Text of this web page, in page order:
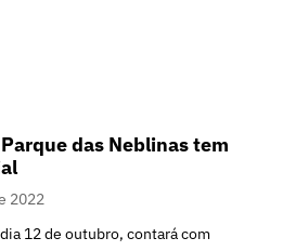
das Neblinas tem
2022
12 de outubro, contará com